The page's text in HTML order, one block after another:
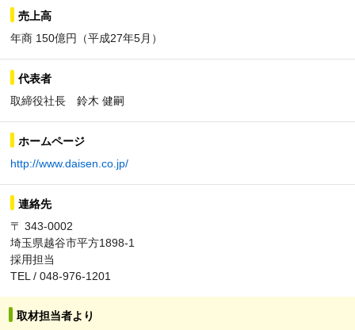
売上高
年商 150億円（平成27年5月）
代表者
取締役社長 鈴木 健嗣
ホームページ
http://www.daisen.co.jp/
連絡先
〒 343-0002
埼玉県越谷市平方1898-1
採用担当
TEL / 048-976-1201
取材担当者より